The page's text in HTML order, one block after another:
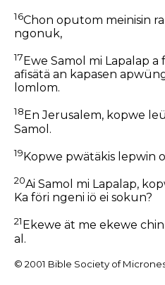
16Chon oputom meinisin
ngonuk,
17 Ewe Samol mi Lapalap a
afisätä an kapasen
lomlom.
18 En Jerusalem, kopwe
Samol.
19Kopwe pwätäkis lepwin
20Ai Samol mi Lapalap,
Ka föri ngeni iö ei sokun?
21 Ekewe ät me ekewe
al.
© 2001 Bible Society of